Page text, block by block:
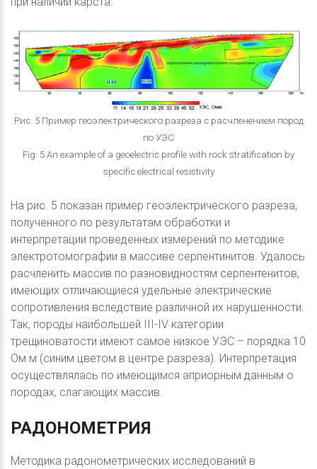
Рис. 5 Пример геоэлектрического разреза с расчленением пород
по УЭС
Fig. 5 An example of a geoelectric profile with rock stratification by
specific electrical resistivity
На рис. 5 показан пример геоэлектрического разреза,
полученного по результатам обработки и
интерпретации проведенных измерений по методике
электротомографии в массиве серпентинитов. Удалось
расчленить массив по разновидностям серпентенитов,
имеющих отличающиеся удельные электрические
сопротивления вследствие различной их нарушенности.
Так, породы наибольшей III-IV категории
трещиноватости имеют самое низкое УЭС – порядка 10
Ом·м (синим цветом в центре разреза). Интерпретация
осуществлялась по имеющимся априорным данным о
породах, слагающих массив.
РАДОНОМЕТРИЯ
Методика радонометрических исследований в